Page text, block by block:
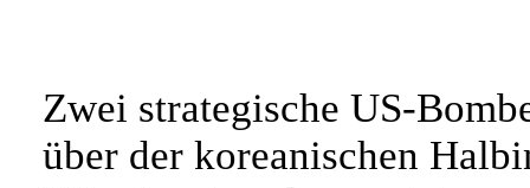
Zwei strategische US-
über der koreanischen